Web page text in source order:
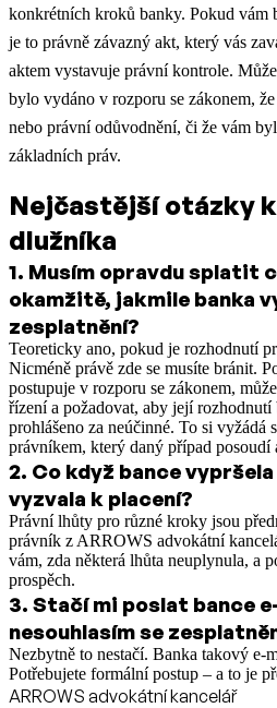
konkrétních kroků banky. Pokud vám
je to právně závazný akt, který vás
aktem vystavuje právní kontrole.
bylo vydáno v rozporu se zákonem,
nebo právní odůvodnění, či že vám
základních práv.
Nejčastější otázky
dlužníka
1. Musím opravdu splatit
okamžitě, jakmile banka
zesplatnění?
Teoreticky ano, pokud je rozhodnutí
Nicméně právě zde se musíte bránit.
postupuje v rozporu se zákonem,
řízení a požadovat, aby její rozhodnutí
prohlášeno za neúčinné. To si vyžádá
právníkem, který daný případ posoudí
2. Co když bance
vyzvala k placení?
Právní lhůty pro různé kroky jsou
právník z ARROWS advokátní
vám, zda některá lhůta neuplynula, a
prospěch.
3. Stačí mi poslat bance
nesouhlasím se
Nezbytně to nestačí. Banka takový e-
Potřebujete formální postup – a to je
ARROWS advokátní kancelář